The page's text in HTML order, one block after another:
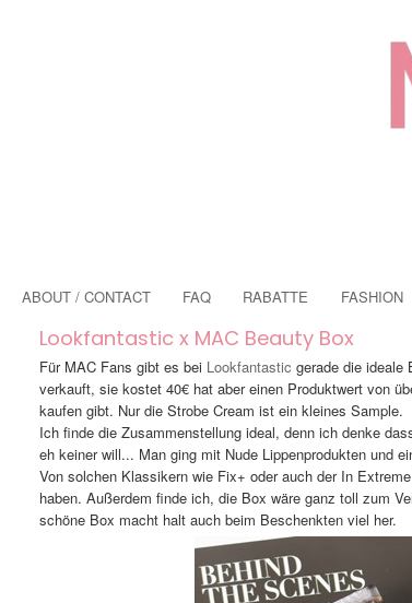
ABOUT / CONTACT FAQ RABATTE FASHION
Lookfantastic x MAC Beauty Box
Für MAC Fans gibt es bei Lookfantastic gerade die
verkauft, sie kostet 40€ hat aber einen Produktwert von
kaufen gibt. Nur die Strobe Cream ist ein kleines Sample.
Ich finde die Zusammenstellung ideal, denn ich denke
eh keiner will... Man ging mit Nude Lippenprodukten und
Von solchen Klassikern wie Fix+ oder auch der In
haben. Außerdem finde ich, die Box wäre ganz toll zum
schöne Box macht halt auch beim Beschenkten viel her.